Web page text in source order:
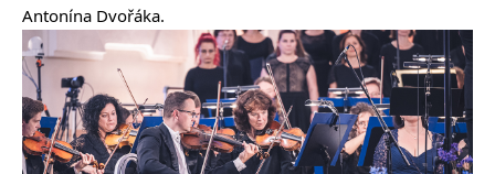
Antonína Dvořáka.